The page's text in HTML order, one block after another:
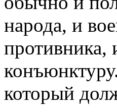
народа, и
противника,
который